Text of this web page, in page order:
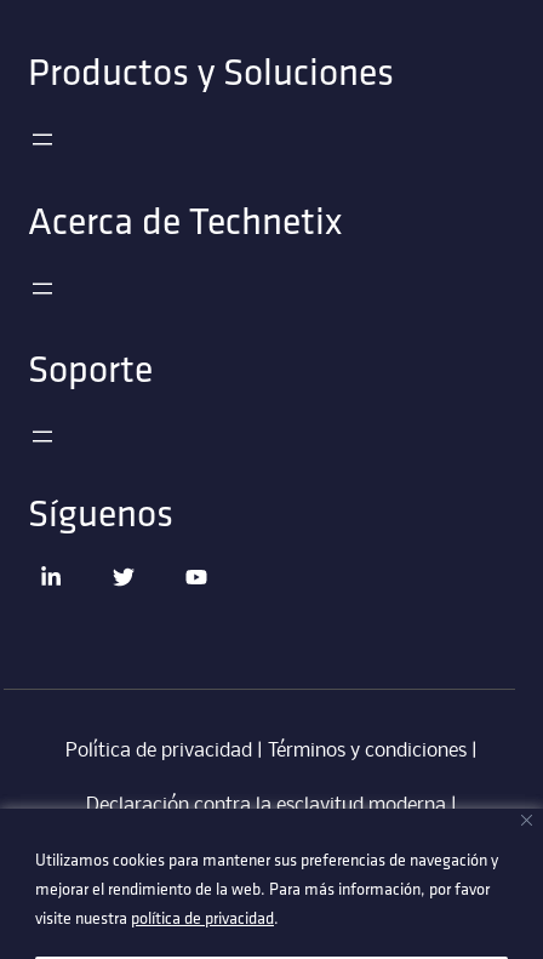
Utilizamos cookies para mantener sus preferencias de navegación y
mejorar el rendimiento de la web. Para más información, por favor
visite nuestra política de privacidad.
Utilizamos cookies para mantener sus preferencias de navegación y
mejorar el rendimiento de la web. Para más información, por favor
visite nuestra política de privacidad.
Productos y Soluciones
Acerca de Technetix
Soporte
Síguenos
Política de privacidad Términos y condiciones
Declaración contra la esclavitud moderna‎ |
Código de Conducta en Proveedores Technetix|
Politica Anti-Corrupció